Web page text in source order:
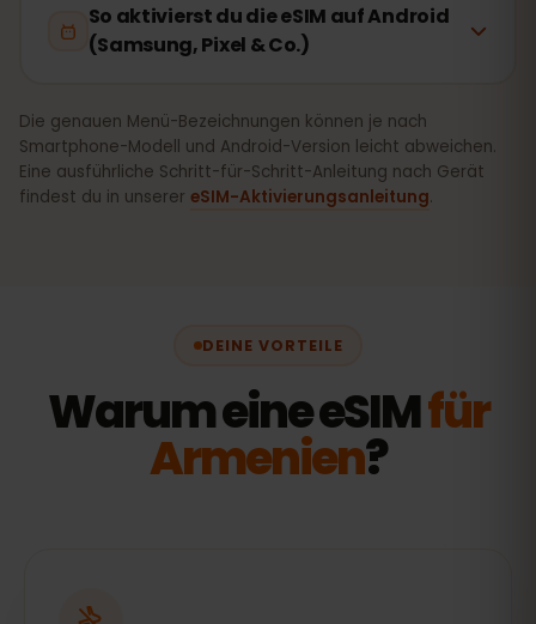
So aktivierst du die eSIM auf Android
(Samsung, Pixel & Co.)
Die genauen Menü-Bezeichnungen können je nach
Smartphone-Modell und Android-Version leicht abweichen.
Eine ausführliche Schritt-für-Schritt-Anleitung nach Gerät
findest du in unserer eSIM-Aktivierungsanleitung.
DEINE VORTEILE
Warum eine eSIMfür
Armenien?